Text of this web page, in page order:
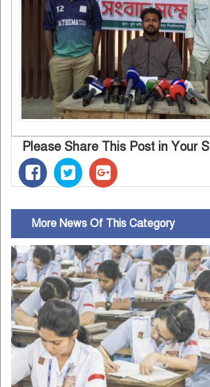
Please Share This Post in Your
More News Of This Category